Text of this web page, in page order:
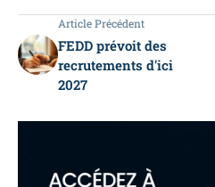
Article Précédent
FEDD prévoit des
recrutements d'ici
2027